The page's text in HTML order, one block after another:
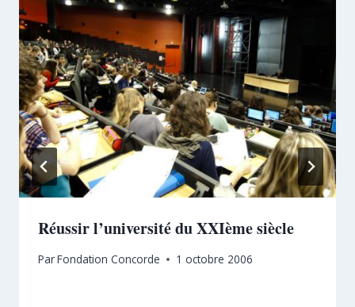
Réussir l’université du XXIème siècle
ParFondation Concorde 1 octobre 2006